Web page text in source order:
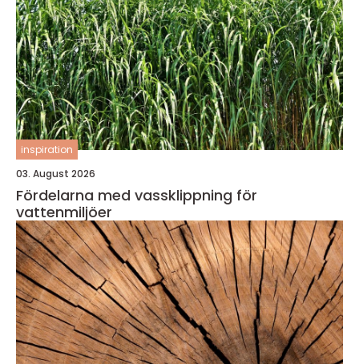
inspiration
03. August 2026
Fördelarna med vassklippning för
vattenmiljöer